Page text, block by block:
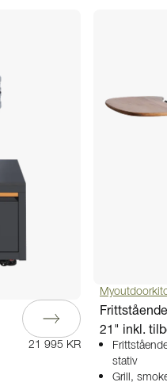
21 995 KR
21" inkl.
stativ
Grill,